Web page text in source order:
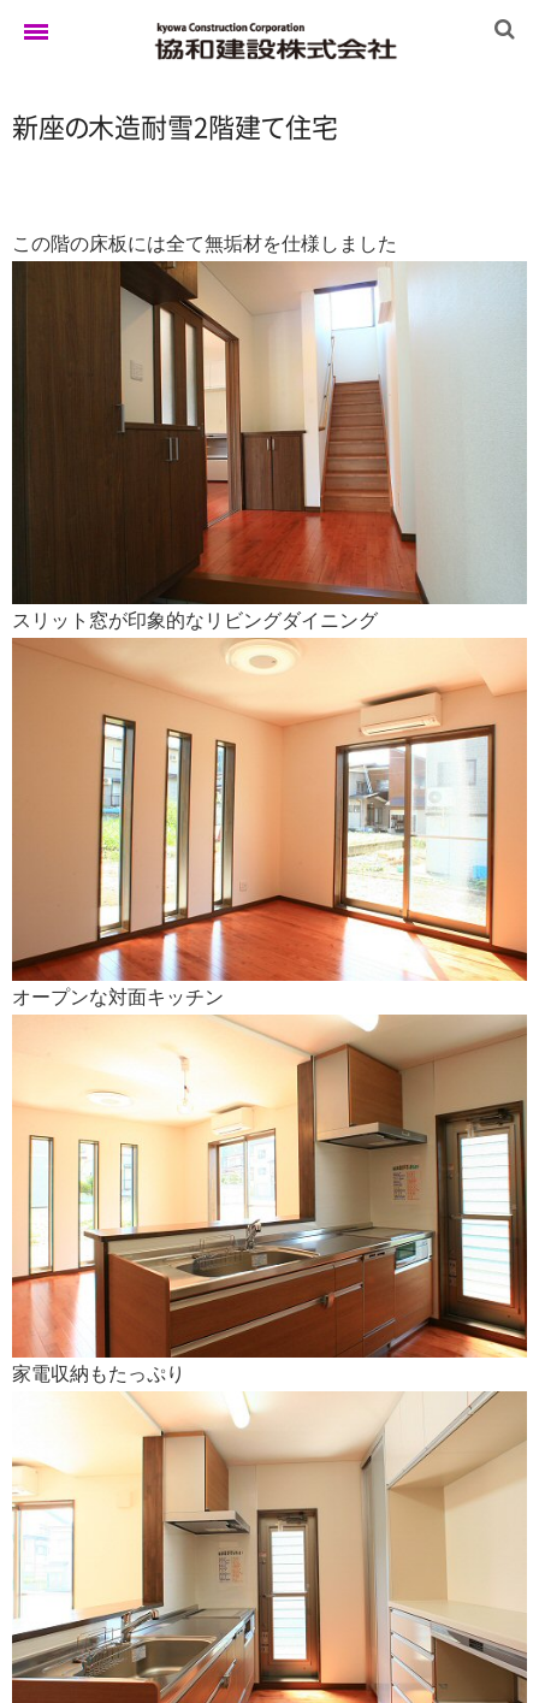
ホーム
会社案内
新座の木造耐雪2階建て住宅
この階の床板には全て無垢材を仕様しました
スリット窓が印象的なリビングダイニング
オープンな対面キッチン
家電収納もたっぷり